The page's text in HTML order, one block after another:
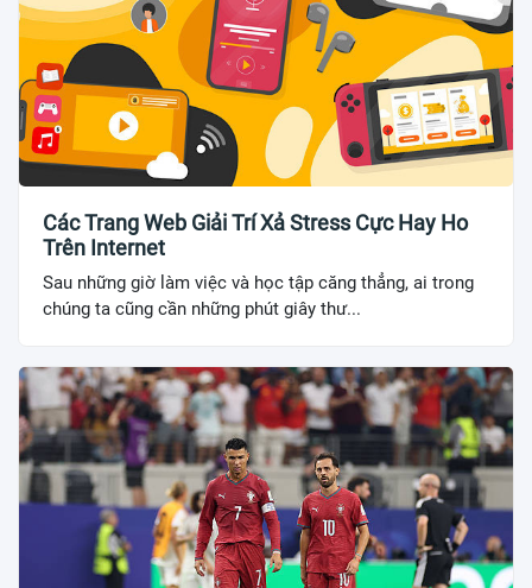
Các Trang Web Giải Trí Xả Stress Cực Hay Ho
Trên Internet
Sau những giờ làm việc và học tập căng thẳng, ai trong
chúng ta cũng cần những phút giây thư...